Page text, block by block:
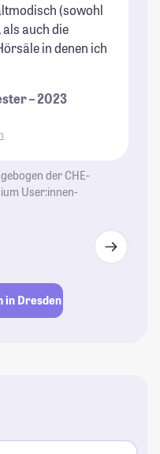
(sowohl
auch die
in denen ich
– 2023
der CHE-
User:innen-
in Dresden